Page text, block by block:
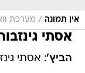
אין תמונה / מערכת
אסתי
הביץ': אסתי